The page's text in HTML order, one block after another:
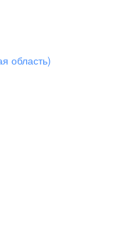
область)